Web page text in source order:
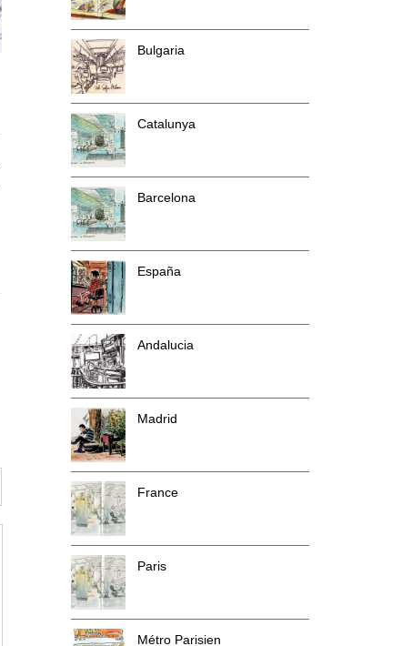
Bulgaria
Catalunya
Barcelona
España
Andalucia
Madrid
France
Paris
Métro Parisien